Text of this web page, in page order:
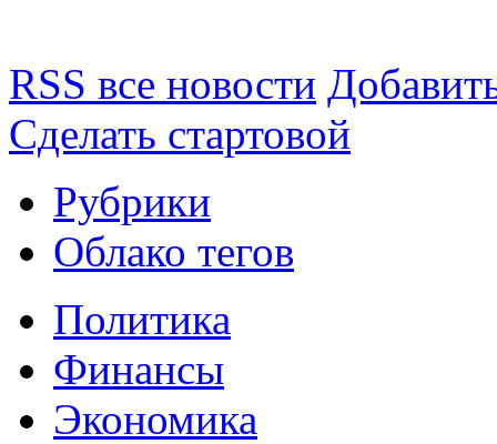
RSS все новости
Сделать стартовой
Рубрики
Облако тегов
Политика
Финансы
Экономика